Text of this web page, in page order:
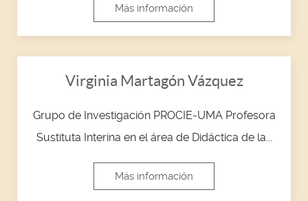
Más información
Virginia Martagón Vázquez
Grupo de Investigación PROCIE-UMA Profesora
Sustituta Interina en el área de Didáctica de la...
Más información